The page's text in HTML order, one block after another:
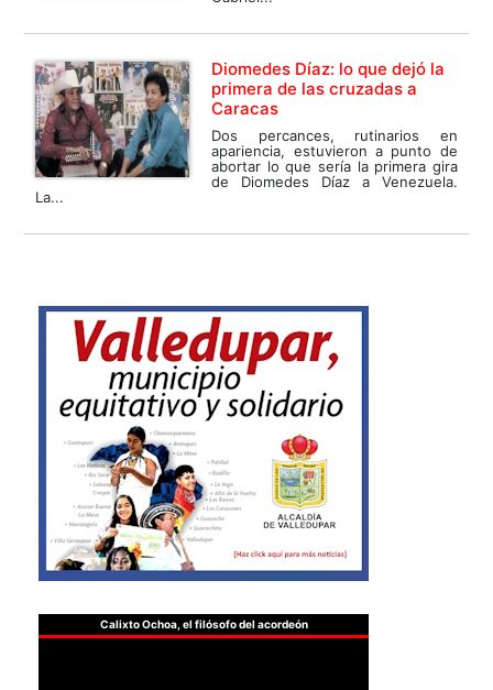
Diomedes Díaz: lo que dejó la
primera de las cruzadas a
Caracas
Dos percances, rutinarios en
apariencia, estuvieron a punto de
abortar lo que sería la primera gira
de Diomedes Díaz a Venezuela.
La...
Calixto Ochoa, el filósofo del acordeón